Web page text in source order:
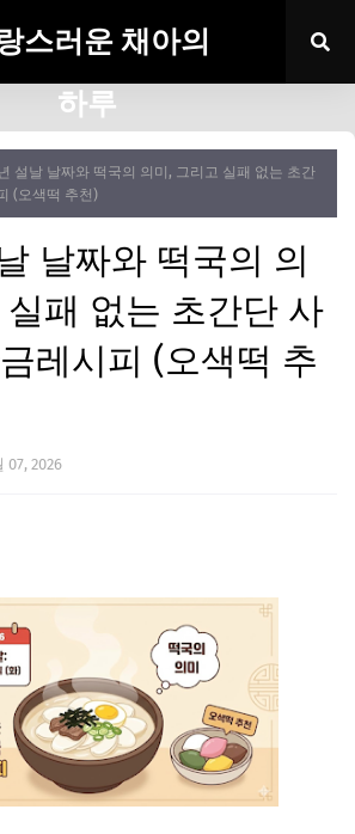
스러운 채아의
하루
설날 날짜와 떡국의 의미, 그리고 실패 없는 초간
(오색떡 추천)
날짜와 떡국의 의
패 없는 초간단 사
레시피 (오색떡 추
07, 2026